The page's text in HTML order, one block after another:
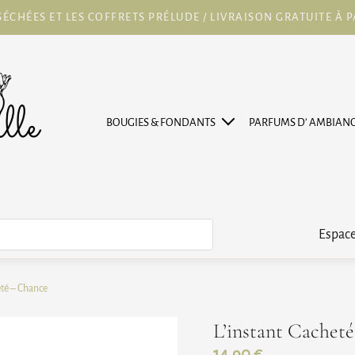
ET LES COFFRETS PRÉLUDE / LIVRAISON GRATUITE À
BOUGIES & FONDANTS PARFUMS D’
– Chance
L’instant